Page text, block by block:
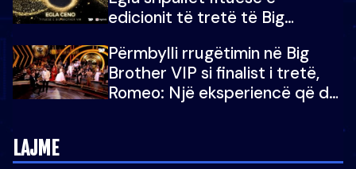
edicionit të tretë të Big
Përmbylli rrugëtimin në Big
Brother VIP si finalist i tretë,
Romeo: Një eksperiencë që do
LAJME